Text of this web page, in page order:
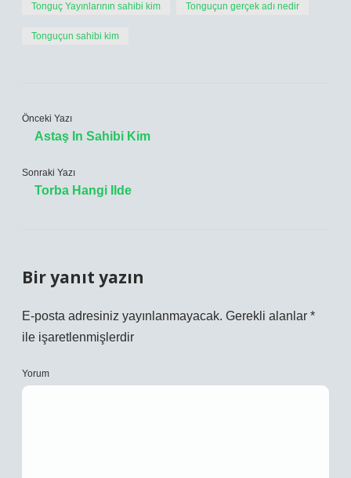
Tonguç Yayınlarının sahibi kim Tonguçun gerçek adı nedir
Tonguçun sahibi kim
Önceki Yazı
Astaş In Sahibi Kim
Sonraki Yazı
Torba Hangi Ilde
Bir yanıt yazın
E-posta adresiniz yayınlanmayacak. Gerekli alanlar *
ile işaretlenmişlerdir
Yorum